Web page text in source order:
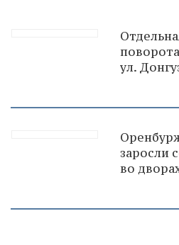
ул.
заросли
во